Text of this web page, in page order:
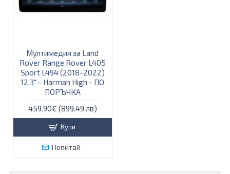
Мултимедия за Land
Rover Range Rover L405
Sport L494 (2018-2022)
12.3" - Harman High - ПО
ПОРЪЧКА
459.90€ (899.49 лв)
Купи
Попитай